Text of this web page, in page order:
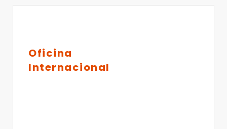
Oficina
Internacional